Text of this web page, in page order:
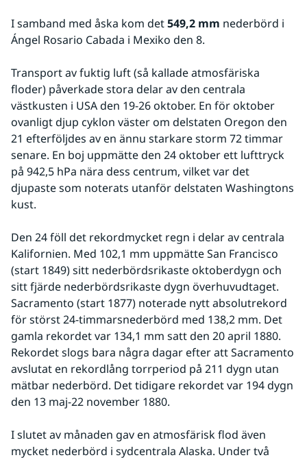
I samband med åska kom det 549,2 mm nederbörd i
Ángel Rosario Cabada i Mexiko den 8.
Transport av fuktig luft (så kallade atmosfäriska
floder) påverkade stora delar av den centrala
västkusten i USA den 19-26 oktober. En för oktober
ovanligt djup cyklon väster om delstaten Oregon den
21 efterföljdes av en ännu starkare storm 72 timmar
senare. En boj uppmätte den 24 oktober ett lufttryck
på 942,5 hPa nära dess centrum, vilket var det
djupaste som noterats utanför delstaten Washingtons
kust.
Den 24 föll det rekordmycket regn i delar av centrala
Kalifornien. Med 102,1 mm uppmätte San Francisco
(start 1849) sitt nederbördsrikaste oktoberdygn och
sitt fjärde nederbördsrikaste dygn överhuvudtaget.
Sacramento (start 1877) noterade nytt absolutrekord
för störst 24-timmarsnederbörd med 138,2 mm. Det
gamla rekordet var 134,1 mm satt den 20 april 1880.
Rekordet slogs bara några dagar efter att Sacramento
avslutat en rekordlång torrperiod på 211 dygn utan
mätbar nederbörd. Det tidigare rekordet var 194 dygn
den 13 maj-22 november 1880.
I slutet av månaden gav en atmosfärisk flod även
mycket nederbörd i sydcentrala Alaska. Under två